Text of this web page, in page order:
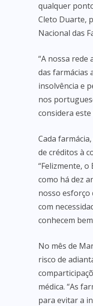
qualquer
Cleto Duarte,
Nacional das
“A nossa rede
das farmácias
insolvência e
nos
considera
Cada
de créditos à
“Felizmente, o
como há dez
nosso esforço
com
conhecem
No mês de
risco de
médica. “As
para evitar a